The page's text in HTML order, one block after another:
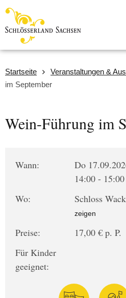
Startseite Veranstaltungen &
im September
Wein-Führung im
Wann:
Do
14:00 -
Wo:
Schloss
zeigen
Preise:
17,00 € p. P.
Für Kinder
geeignet: